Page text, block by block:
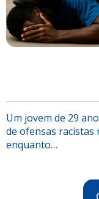
Um jovem de 29
de ofensas racistas
enquanto…